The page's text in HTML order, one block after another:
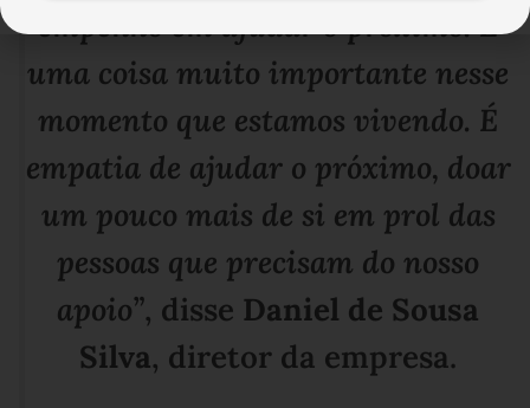
empenho em ajudar o próximo. É
uma coisa muito importante nesse
momento que estamos vivendo. É
empatia de ajudar o próximo, doar
um pouco mais de si em prol das
pessoas que precisam do nosso
apoio”, disse Daniel de Sousa
Silva, diretor da empresa.